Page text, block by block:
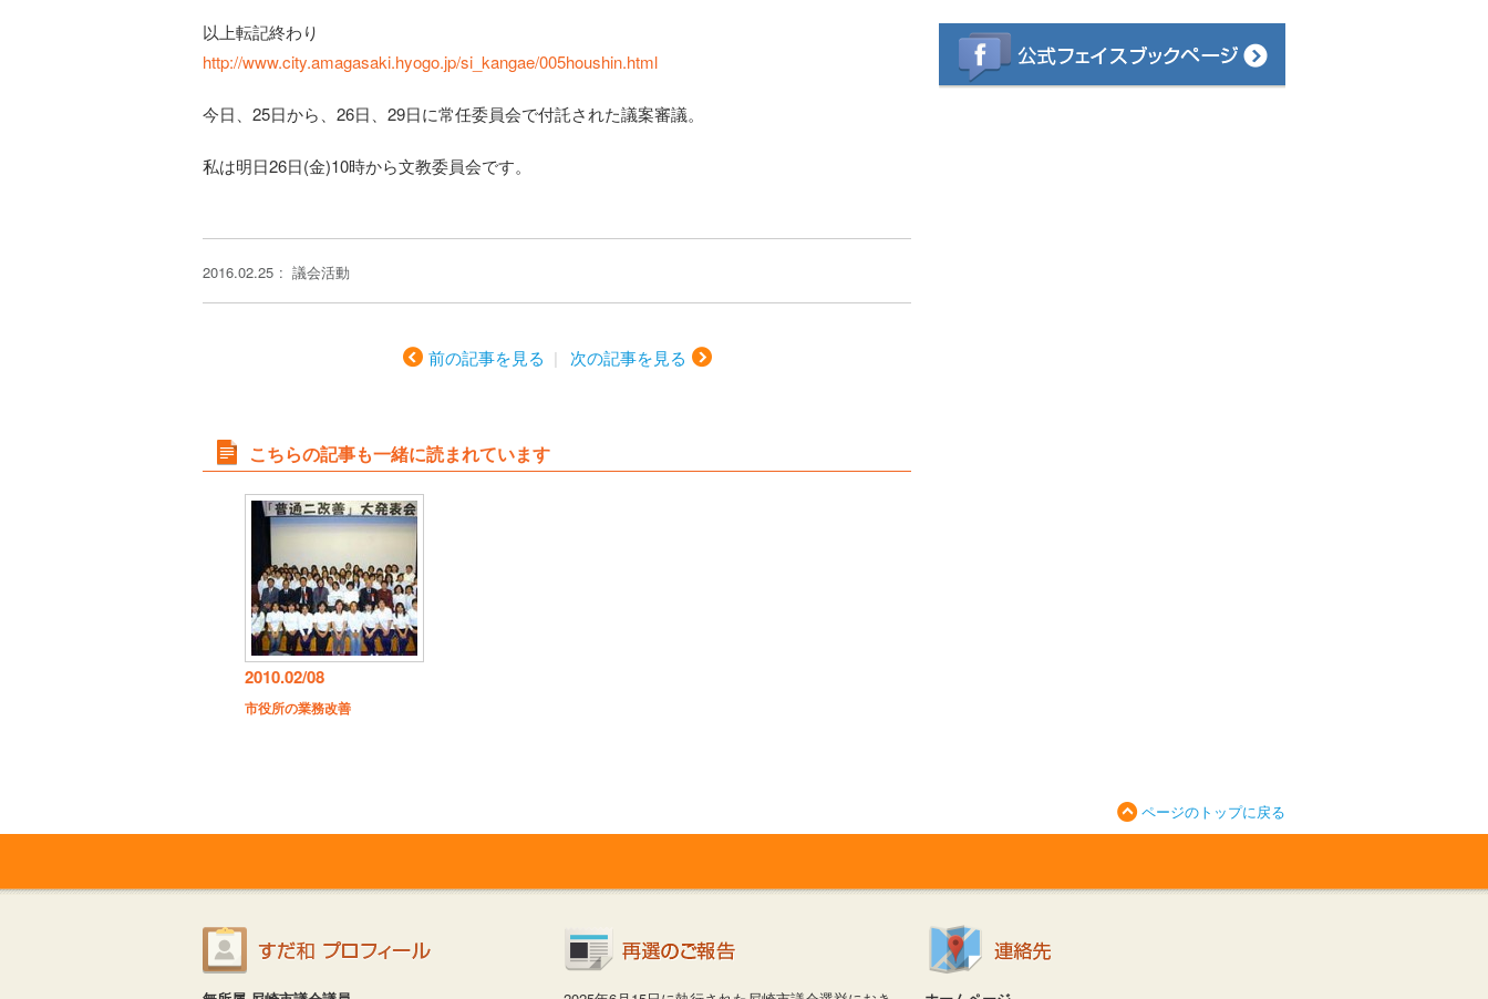
以上転記終わり
http://www.city.amagasaki.hyogo.jp/si_kangae/005houshin.html
今日、25日から、26日、29日に常任委員会で付託された議案審議。
私は明日26日(金)10時から文教委員会です。
2016.02.25 議会活動
前の記事を見る 次の記事を見る
こちらの記事も一緒に読まれています
2010.02/08
市役所の業務改善
ページのトップに戻る